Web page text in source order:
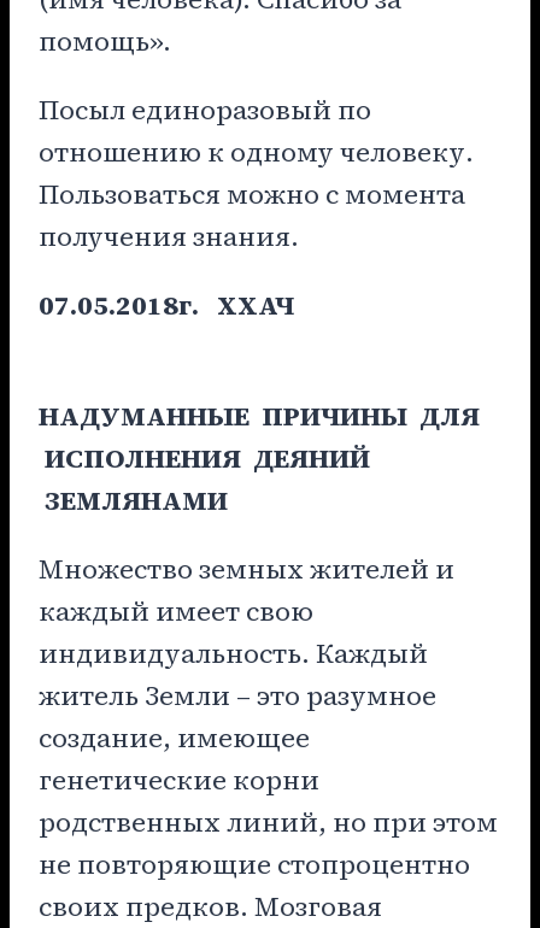
помощь».
Посыл единоразовый по
отношению к одному человеку.
Пользоваться можно с момента
получения знания.
07.05.2018г. ХХАЧ
НАДУМАННЫЕ ПРИЧИНЫ ДЛЯ
ИСПОЛНЕНИЯ ДЕЯНИЙ
ЗЕМЛЯНАМИ
Множество земных жителей и
каждый имеет свою
индивидуальность. Каждый
житель Земли – это разумное
создание, имеющее
генетические корни
родственных линий, но при этом
не повторяющие стопроцентно
своих предков. Мозговая